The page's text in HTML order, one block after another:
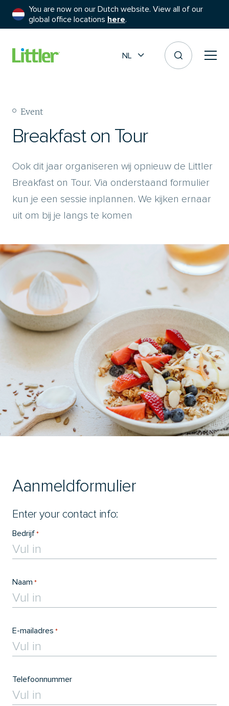
You are now on our Dutch website. View all of our
global office locations here.
NL
Event
Breakfast on Tour
Ook dit jaar organiseren wij opnieuw de Littler
Breakfast on Tour. Via onderstaand formulier
kun je een sessie inplannen. We kijken ernaar
uit om bij je langs te komen
Aanmeldformulier
Enter your contact info:
Bedrijf *
Naam *
E-mailadres *
Telefoonnummer